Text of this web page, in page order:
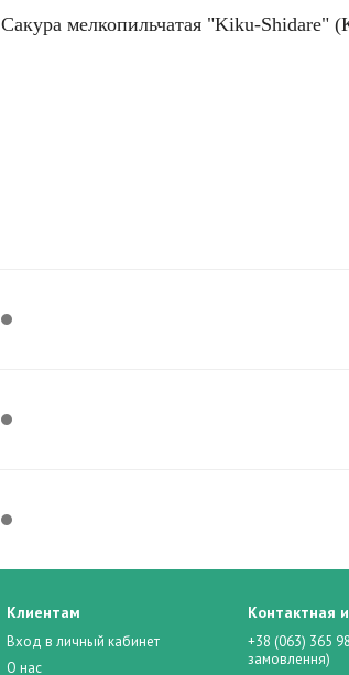
Сакура мелкопильчатая "Kiku-
Клиентам
Вход в личный кабинет
О нас
Контактная
+38 (063) 365
замовлення)